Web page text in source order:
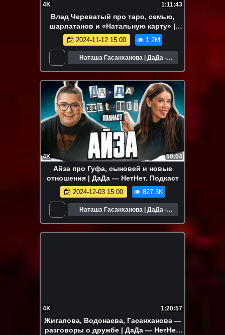
4K 1:11:43
Влад Череватый про таро, семью,
шарлатанов и «Натальную карту» |
ДаДа — НетНет. Подкаст
2024-11-12 15:00 1.2M
Наташа Гасанханова | ДаДа -
НетНет
4K 50:04
Айза про Гуфа, сыновей и новые
отношения | ДаДа — НетНет. Подкаст
2024-12-03 15:00 827.3K
Наташа Гасанханова | ДаДа -
НетНет
4K 1:20:57
Жигалова, Водонаева, Гасанханова —
разговоры о дружбе | ДаДа — НетНет.